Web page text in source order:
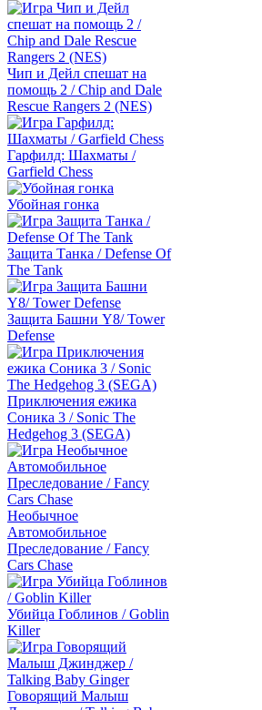
Чип и Дейл спешат на
помощь 2 / Chip and Dale
Rescue Rangers 2 (NES)
Гарфилд: Шахматы /
Garfield Chess
Убойная гонка
Защита Танка / Defense Of
The Tank
Защита Башни Y8/ Tower
Defense
Приключения ежика
Соника 3 / Sonic The
Hedgehog 3 (SEGA)
Необычное
Автомобильное
Преследование / Fancy
Cars Chase
Убийца Гоблинов / Goblin
Killer
Говорящий Малыш